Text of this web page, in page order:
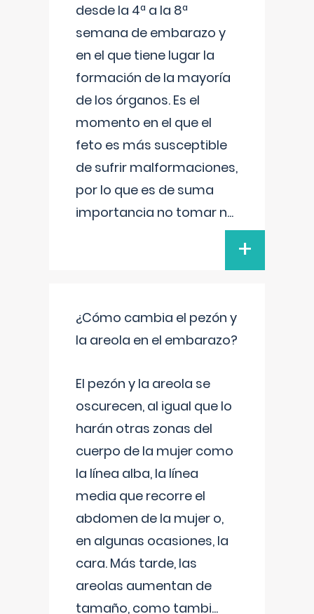
desde la 4ª a la 8ª
semana de embarazo y
en el que tiene lugar la
formación de la mayoría
de los órganos. Es el
momento en el que el
feto es más susceptible
de sufrir malformaciones,
por lo que es de suma
importancia no tomar n...
+
¿Cómo cambia el pezón y
la areola en el embarazo?
El pezón y la areola se
oscurecen, al igual que lo
harán otras zonas del
cuerpo de la mujer como
la línea alba, la línea
media que recorre el
abdomen de la mujer o,
en algunas ocasiones, la
cara. Más tarde, las
areolas aumentan de
tamaño, como tambi...